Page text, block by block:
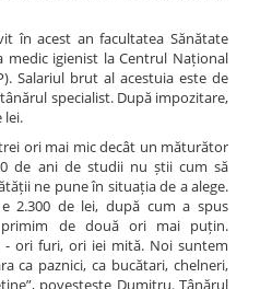
în acest an facultatea Sănătate
medic igienist la Centrul Național
Salariul brut al acestuia este de
specialist. După impozitare,
lei.
ori mai mic decât un măturător
de ani de studii nu știi cum să
ne pune în situația de a alege.
2.300 de lei, după cum a spus
de două ori mai puțin.
- ori furi, ori iei mită. Noi suntem
ca paznici, ca bucătari, chelneri,
povestește Dumitru. Tânărul